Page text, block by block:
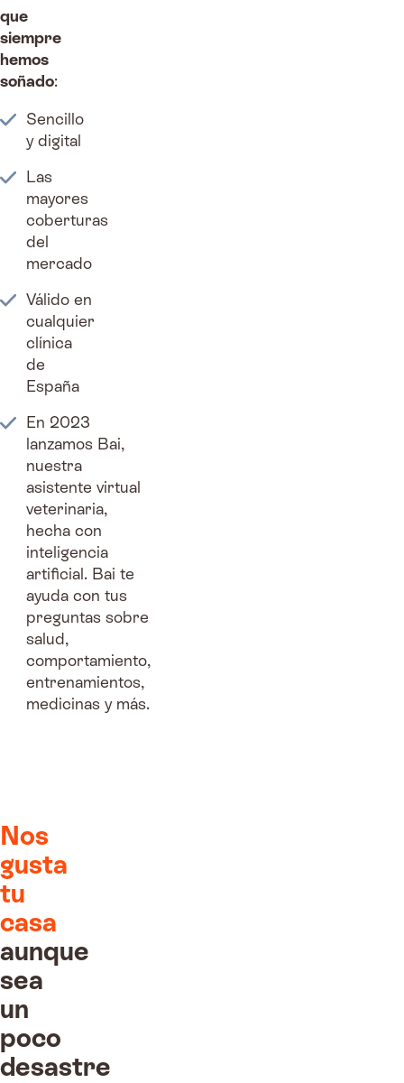
que
siempre
hemos
soñado:
Sencillo
y digital
Las
mayores
coberturas
del
mercado
Válido en
cualquier
clínica
de
España
En 2023
lanzamos Bai,
nuestra
asistente virtual
veterinaria,
hecha con
inteligencia
artificial. Bai te
ayuda con tus
preguntas sobre
salud,
comportamiento,
entrenamientos,
medicinas y más.
Nos
gusta
tu
casa
aunque
sea
un
poco
desastre